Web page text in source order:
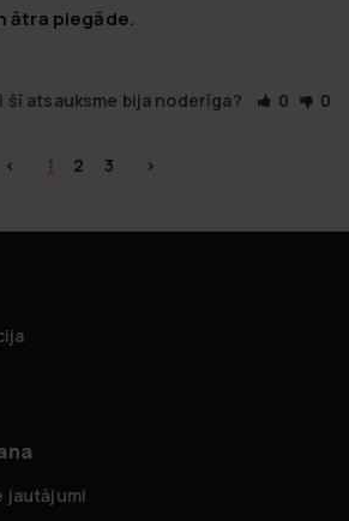
ātra piegāde.
šī atsauksme bija noderīga? 0 0
< 1 2 3 >
jautājumi